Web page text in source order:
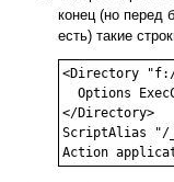
конец (но перед
есть) такие
<Directory
Options
</Directory>
ScriptAlias "/